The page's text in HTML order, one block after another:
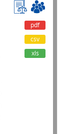
pdf
csv
xls